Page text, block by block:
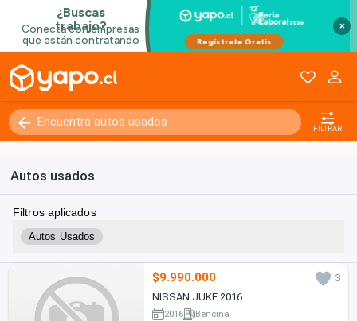
×
FILTRAR
Autos usados
Filtros aplicados
Autos Usados
$9.990.000
3
NISSAN JUKE 2016
2016 Bencina